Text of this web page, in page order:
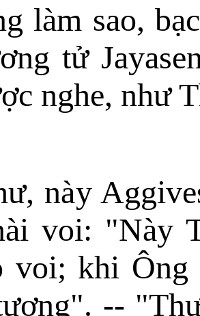
làm sao,
tử
nghe, như
này
voi: "Này
voi; khi Ông
--